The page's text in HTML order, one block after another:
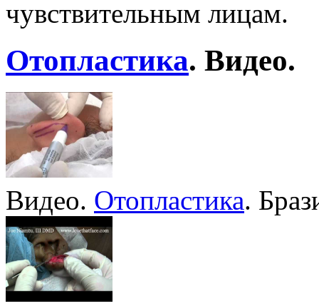
чувствительным лицам.
Отопластика. Видео.
Видео. Отопластика.